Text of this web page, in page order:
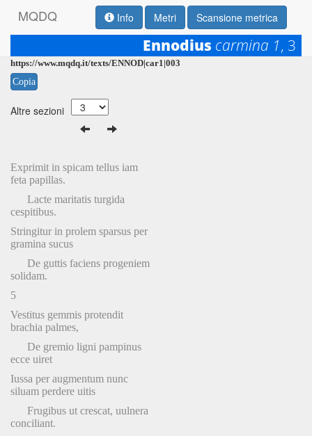
MQDQ Info Metri Scansione metrica
Ennodius carmina 1, 3
https://www.mqdq.it/texts/ENNOD|car1|003
Copia
Altre sezioni
Exprimit in spicam tellus iam
feta papillas.
Lacte maritatis turgida
cespitibus.
Stringitur in prolem sparsus per
gramina sucus
De guttis faciens progeniem
solidam.
5
Vestitus gemmis protendit
brachia palmes,
De gremio ligni pampinus
ecce uiret
Iussa per augmentum nunc
siluam perdere uitis
Frugibus ut crescat, uulnera
conciliant.